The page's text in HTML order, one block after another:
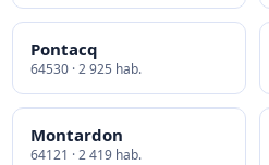
Pontacq
64530 · 2 925 hab.
Montardon
64121 · 2 419 hab.